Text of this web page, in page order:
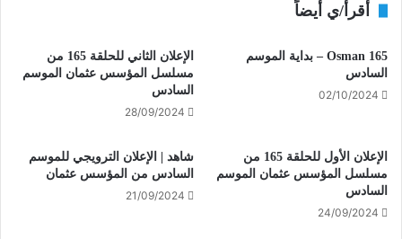
أقرأ/ي أيضاً
Osman 165 – بداية الموسم
السادس
02/10/2024
الإعلان الثاني للحلقة 165 من
مسلسل المؤسس عثمان الموسم
السادس
28/09/2024
الإعلان الأول للحلقة 165 من
مسلسل المؤسس عثمان الموسم
السادس
24/09/2024
شاهد | الإعلان الترويجي للموسم
السادس من المؤسس عثمان
21/09/2024